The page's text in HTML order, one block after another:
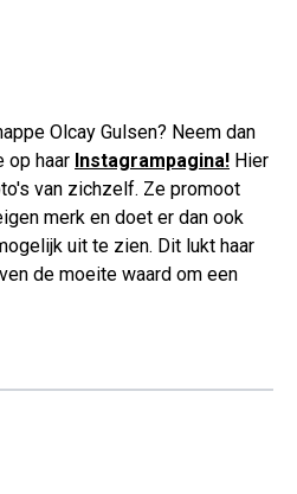
Olcay Gulsen? Neem dan
op haar Instagrampagina! Hier
van zichzelf. Ze promoot
merk en doet er dan ook
uit te zien. Dit lukt haar
de moeite waard om een